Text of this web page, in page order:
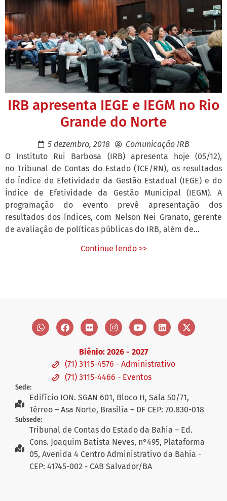
IRB apresenta IEGE e IEGM no Rio
Grande do Norte
5 dezembro, 2018
Comunicação IRB
O Instituto Rui Barbosa (IRB) apresenta hoje (05/12),
no Tribunal de Contas do Estado (TCE/RN), os resultados
do Índice de Efetividade da Gestão Estadual (IEGE) e do
Índice de Efetividade da Gestão Municipal (IEGM). A
programação do evento prevê apresentação dos
resultados dos índices, com Nelson Nei Granato, gerente
de avaliação de políticas públicas do IRB, além de...
Continue lendo >>
Biênio: 2026 - 2027
(71) 3115-4576 - Administrativo
(71) 3115-4466 - Eventos
Sede:
Edifício ION. SGAN 601, Bloco H, Sala 50/71,
Térreo – Asa Norte, Brasília – DF CEP: 70.830-018
Subsede:
Tribunal de Contas do Estado da Bahia – Ed.
Cons. Joaquim Batista Neves, n°495, Plataforma
05, Avenida 4 Centro Administrativo da Bahia -
CEP: 41745-002 - CAB Salvador/BA